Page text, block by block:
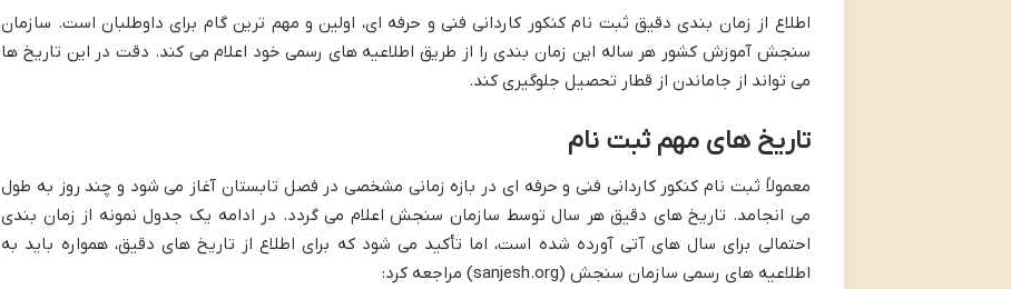
اطلاع از زمان بندی دقیق ثبت نام کنکور کاردانی فنی و حرفه ای، اولین و مهم ترین گام برای داوطلبان است. سازمان
سنجش آموزش کشور هر ساله این زمان بندی را از طریق اطلاعیه های رسمی خود اعلام می کند. دقت در این تاریخ ها
می تواند از جاماندن از قطار تحصیل جلوگیری کند.
تاریخ های مهم ثبت نام
معمولاً ثبت نام کنکور کاردانی فنی و حرفه ای در بازه زمانی مشخصی در فصل تابستان آغاز می شود و چند روز به طول
می انجامد. تاریخ های دقیق هر سال توسط سازمان سنجش اعلام می گردد. در ادامه یک جدول نمونه از زمان بندی
احتمالی برای سال های آتی آورده شده است، اما تأکید می شود که برای اطلاع از تاریخ های دقیق، همواره باید به
اطلاعیه های رسمی سازمان سنجش (sanjesh.org) مراجعه کرد: